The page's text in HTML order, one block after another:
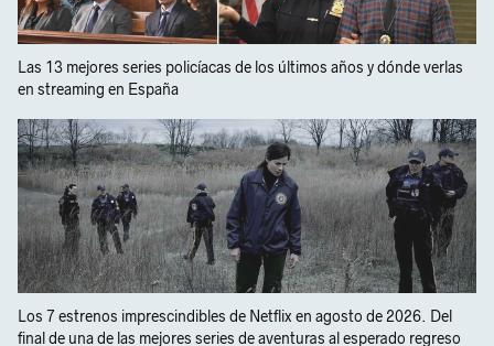
Las 13 mejores series policíacas de los últimos años y dónde verlas
en streaming en España
Los 7 estrenos imprescindibles de Netflix en agosto de 2026. Del
final de una de las mejores series de aventuras al esperado regreso